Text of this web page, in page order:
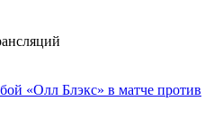
«Олл Блэкс» в матче против